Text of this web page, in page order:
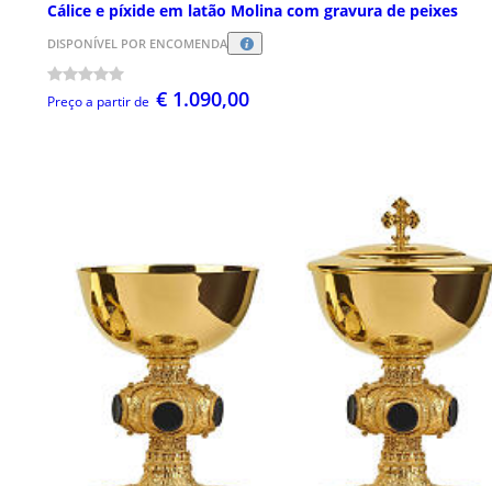
Cálice e píxide em latão Molina com gravura de peixes
DISPONÍVEL POR ENCOMENDA
Preço a partir de € 1.090,00